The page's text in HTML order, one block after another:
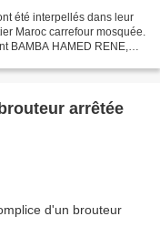
été interpellés dans leur
Maroc carrefour mosquée.
BAMBA HAMED RENE,
arrêtée